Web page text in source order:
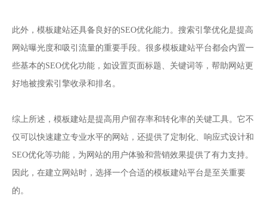
此外，模板建站还具备良好的SEO优化能力。搜索引擎优化是提高
网站曝光度和吸引流量的重要手段。很多模板建站平台都会内置一
些基本的SEO优化功能，如设置页面标题、关键词等，帮助网站更
好地被搜索引擎收录和排名。
综上所述，模板建站是提高用户留存率和转化率的关键工具。它不
仅可以快速建立专业水平的网站，还提供了定制化、响应式设计和
SEO优化等功能，为网站的用户体验和营销效果提供了有力支持。
因此，在建立网站时，选择一个合适的模板建站平台是至关重要
的。